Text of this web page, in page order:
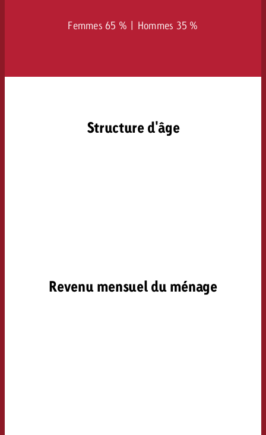
Femmes 65 % | Hommes 35 %
Structure d'âge
Revenu mensuel du ménage